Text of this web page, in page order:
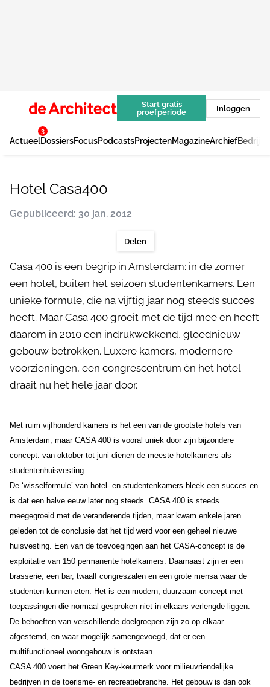
Start gratis
proefperiode
Inloggen
Actueel
3
DossiersFocusPodcastsProjectenMagazineArchief
Hotel Casa400
Gepubliceerd: 30 jan. 2012
Delen
Casa 400 is een begrip in Amsterdam: in de zomer
een hotel, buiten het seizoen studentenkamers. Een
unieke formule, die na vijftig jaar nog steeds succes
heeft. Maar Casa 400 groeit met de tijd mee en heeft
daarom in 2010 een indrukwekkend, gloednieuw
gebouw betrokken. Luxere kamers, modernere
voorzieningen, een congrescentrum én het hotel
draait nu het hele jaar door.
Met ruim vijfhonderd kamers is het een van de grootste hotels van
Amsterdam, maar CASA 400 is vooral uniek door zijn bijzondere
concept: van oktober tot juni dienen de meeste hotelkamers als
studentenhuisvesting.
De ‘wisselformule’ van hotel- en studentenkamers bleek een succes en
is dat een halve eeuw later nog steeds. CASA 400 is steeds
meegegroeid met de veranderende tijden, maar kwam enkele jaren
geleden tot de conclusie dat het tijd werd voor een geheel nieuwe
huisvesting. Een van de toevoegingen aan het CASA-concept is de
exploitatie van 150 permanente hotelkamers. Daarnaast zijn er een
brasserie, een bar, twaalf congreszalen en een grote mensa waar de
studenten kunnen eten. Het is een modern, duurzaam concept met
toepassingen die normaal gesproken niet in elkaars verlengde liggen.
De behoeften van verschillende doelgroepen zijn zo op elkaar
afgestemd, en waar mogelijk samengevoegd, dat er een
multifunctioneel woongebouw is ontstaan.
CASA 400 voert het Green Key-keurmerk voor milieuvriendelijke
bedrijven in de toerisme- en recreatiebranche. Het gebouw is dan ook